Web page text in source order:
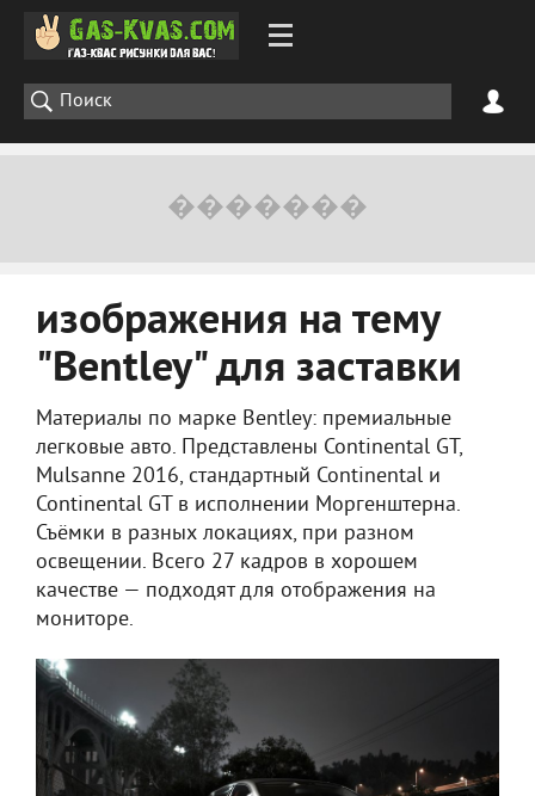
изображения на тему
"Bentley" для заставки
Материалы по марке Bentley: премиальные
легковые авто. Представлены Continental GT,
Mulsanne 2016, стандартный Continental и
Continental GT в исполнении Моргенштерна.
Съёмки в разных локациях, при разном
освещении. Всего 27 кадров в хорошем
качестве — подходят для отображения на
мониторе.